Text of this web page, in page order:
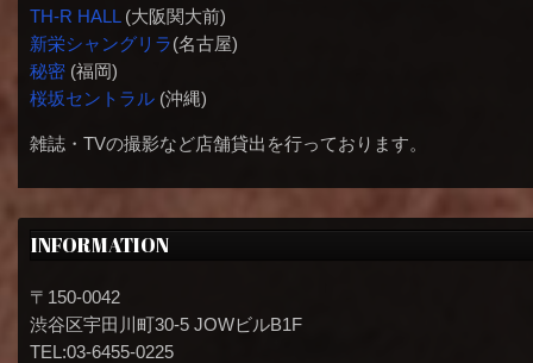
TH-R HALL(大阪関大前)
新栄シャングリラ(名古屋)
秘密(福岡)
桜坂セントラル(沖縄)
雑誌・TVの撮影など店舗貸出を行っております。
INFORMATION
〒150-0042
渋谷区宇田川町30-5 JOWビルB1F
TEL:03-6455-0225